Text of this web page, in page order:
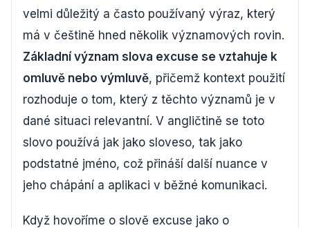
velmi důležitý a často používaný výraz, který
má v češtině hned několik významových rovin.
Základní význam slova excuse se vztahuje k
omluvě nebo výmluvě, přičemž kontext použití
rozhoduje o tom, který z těchto významů je v
dané situaci relevantní. V angličtině se toto
slovo používá jak jako sloveso, tak jako
podstatné jméno, což přináší další nuance v
jeho chápání a aplikaci v běžné komunikaci.
Když hovoříme o slově excuse jako o